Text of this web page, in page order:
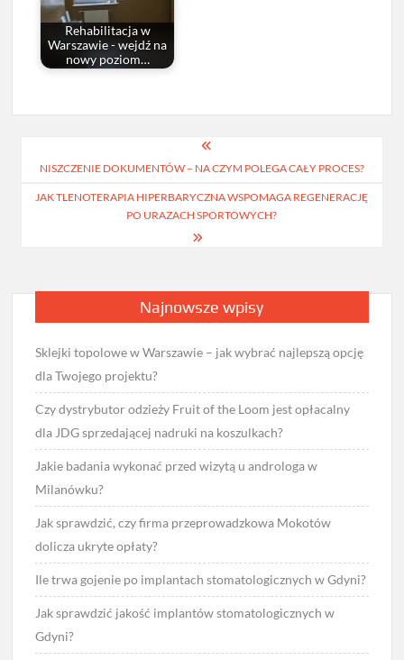
Rehabilitacja w
Warszawie - wejdź na
nowy poziom…
wpisu
NISZCZENIE DOKUMENTÓW – NA CZYM POLEGA CAŁY PROCES?
JAK TLENOTERAPIA HIPERBARYCZNA WSPOMAGA REGENERACJĘ
PO URAZACH SPORTOWYCH?
Najnowsze wpisy
Sklejki topolowe w Warszawie – jak wybrać najlepszą opcję
dla Twojego projektu?
Czy dystrybutor odzieży Fruit of the Loom jest opłacalny
dla JDG sprzedającej nadruki na koszulkach?
Jakie badania wykonać przed wizytą u androloga w
Milanówku?
Jak sprawdzić, czy firma przeprowadzkowa Mokotów
dolicza ukryte opłaty?
Ile trwa gojenie po implantach stomatologicznych w Gdyni?
Jak sprawdzić jakość implantów stomatologicznych w
Gdyni?